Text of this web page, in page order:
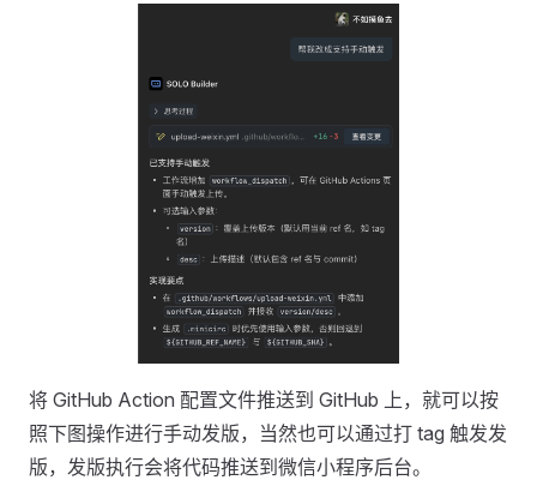
将 GitHub Action 配置文件推送到 GitHub 上，就可以按
照下图操作进行手动发版，当然也可以通过打 tag 触发发
版，发版执行会将代码推送到微信小程序后台。